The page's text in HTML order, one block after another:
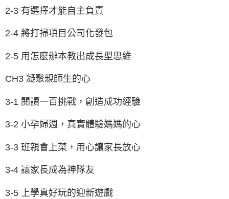
2-3 有選擇才能自主負責
2-4 將打掃項目公司化發包
2-5 用怎麼辦本教出成長型思維
CH3 凝聚親師生的心
3-1 閱讀一百挑戰，創造成功經驗
3-2 小孕婦週，真實體驗媽媽的心
3-3 班親會上菜，用心讓家長放心
3-4 讓家長成為神隊友
3-5 上學真好玩的迎新遊戲